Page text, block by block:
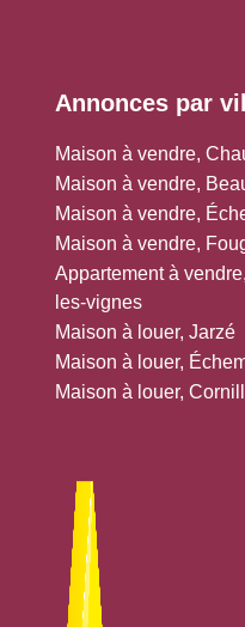
Annonces par
Maison à vendre,
Maison à vendre,
Maison à vendre,
Maison à vendre,
Appartement à
les-vignes
Maison à louer, Jarzé
Maison à louer,
Maison à louer,